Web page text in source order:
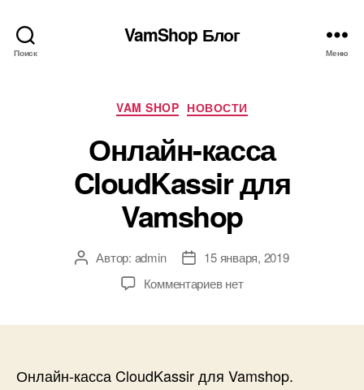
Поиск
VamShop Блог
Меню
Рубрики
VAM SHOP НОВОСТИ
Онлайн-касса
CloudKassir для
Vamshop
АвторАвтор: admin
Дата15 января, 2019
Комментариевк
для
нет
Онлайн-касса CloudKassir для Vamshop.